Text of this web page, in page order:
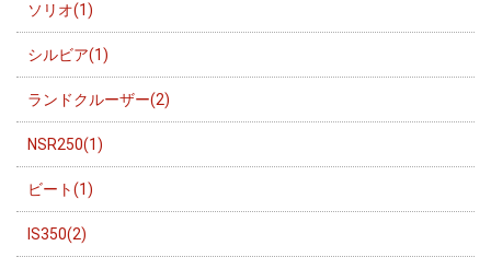
ソリオ(1)
シルビア(1)
ランドクルーザー(2)
NSR250(1)
ビート(1)
IS350(2)